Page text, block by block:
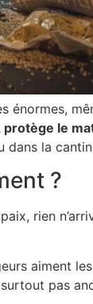
le
la
?
rien
aiment
pas